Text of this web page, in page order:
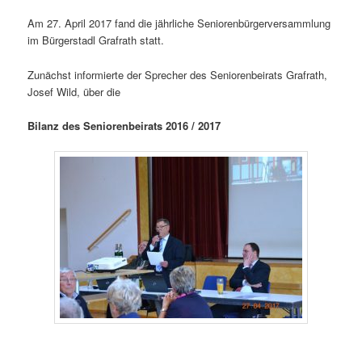
Am 27. April 2017 fand die jährliche Seniorenbürgerversammlung
im Bürgerstadl Grafrath statt.
Zunächst informierte der Sprecher des Seniorenbeirats Grafrath,
Josef Wild, über die
Bilanz des Seniorenbeirats 2016 / 2017